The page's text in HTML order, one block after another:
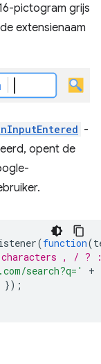
pictogram grijs
extensienaam
-
opent de
(function(
, / ?
search?q=' +
});